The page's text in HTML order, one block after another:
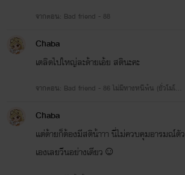
จากตอน: Bad friend - 88
Chaba
เตลิดไปใหญ่ละด้ายเอ้ย สตินะคะ
จากตอน: Bad friend - 86 ไม่มีทางหนีพ้น (ยั่วโมโห
Chaba
แต่ด้ายก็ต้องมีสติน้าาา นี่ไม่ควบคุมอารมณ์ตัว
เองเลยวีนอย่างเดียว☺